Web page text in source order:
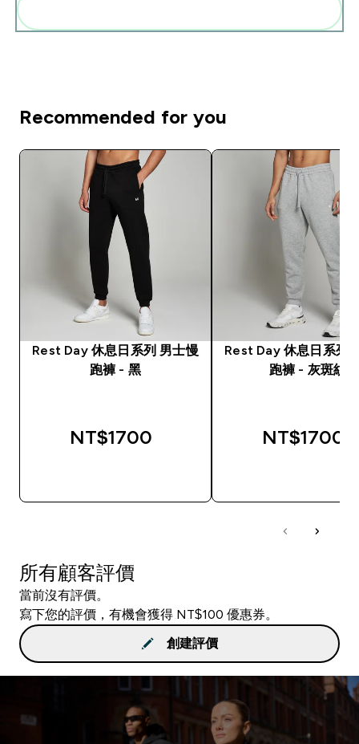
Recommended for you
Rest Day 休息日系列 男士慢
跑褲 - 黑
NT$1700‎
Rest Day 休息日系列
跑褲 - 灰斑紋
NT$1700‎
所有顧客評價
當前沒有評價。
寫下您的評價，有機會獲得 NT$100 優惠券。
創建評價